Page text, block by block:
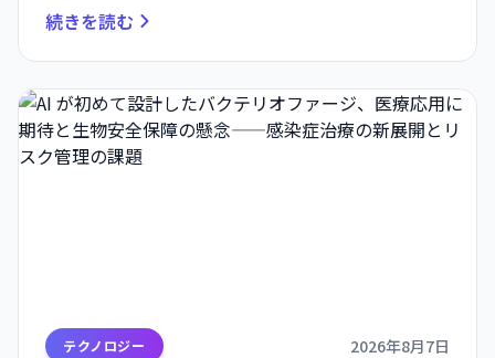
続きを読む
テクノロジー 2026年8月7日